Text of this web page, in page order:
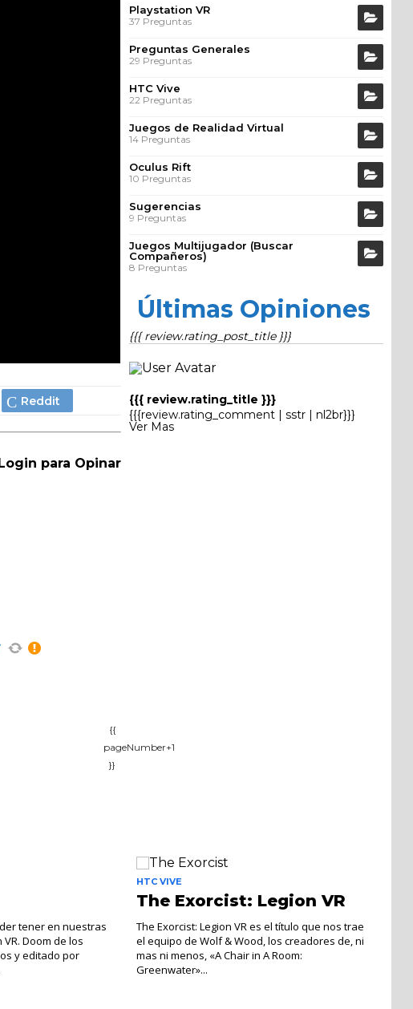
para Opinar
{{
pageNumber+1
}}
Playstation VR
37 Preguntas
Preguntas Generales
29 Preguntas
HTC Vive
22 Preguntas
Juegos de Realidad Virtual
14 Preguntas
Oculus Rift
10 Preguntas
Sugerencias
9 Preguntas
Juegos Multijugador (Buscar
Compañeros)
8 Preguntas
Últimas Opiniones
{{{ review.rating_post_title }}}
{{{ review.rating_title }}}
{{{review.rating_comment | sstr | nl2br}}}
Ver Mas
tener en nuestras
Doom de los
y editado por
HTC VIVE
The Exorcist: Legion VR
The Exorcist: Legion VR es el título que nos trae
el equipo de Wolf & Wood, los creadores de, ni
mas ni menos, «A Chair in A Room:
Greenwater»...